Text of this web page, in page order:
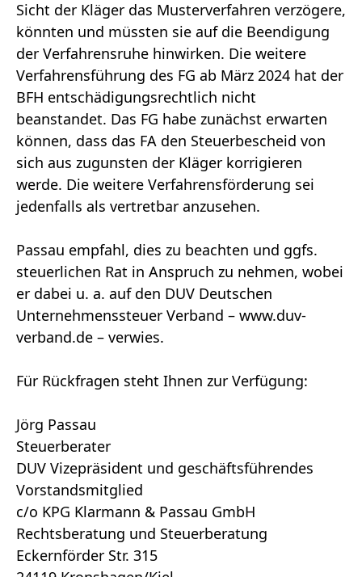
Sicht der Kläger das Musterverfahren verzögere,
könnten und müssten sie auf die Beendigung
der Verfahrensruhe hinwirken. Die weitere
Verfahrensführung des FG ab März 2024 hat der
BFH entschädigungsrechtlich nicht
beanstandet. Das FG habe zunächst erwarten
können, dass das FA den Steuerbescheid von
sich aus zugunsten der Kläger korrigieren
werde. Die weitere Verfahrensförderung sei
jedenfalls als vertretbar anzusehen.
Passau empfahl, dies zu beachten und ggfs.
steuerlichen Rat in Anspruch zu nehmen, wobei
er dabei u. a. auf den DUV Deutschen
Unternehmenssteuer Verband – www.duv-
verband.de – verwies.
Für Rückfragen steht Ihnen zur Verfügung:
Jörg Passau
Steuerberater
DUV Vizepräsident und geschäftsführendes
Vorstandsmitglied
c/o KPG Klarmann & Passau GmbH
Rechtsberatung und Steuerberatung
Eckernförder Str. 315